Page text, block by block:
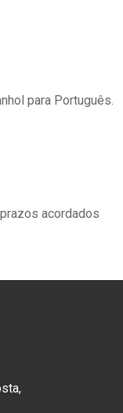
para Português.
acordados